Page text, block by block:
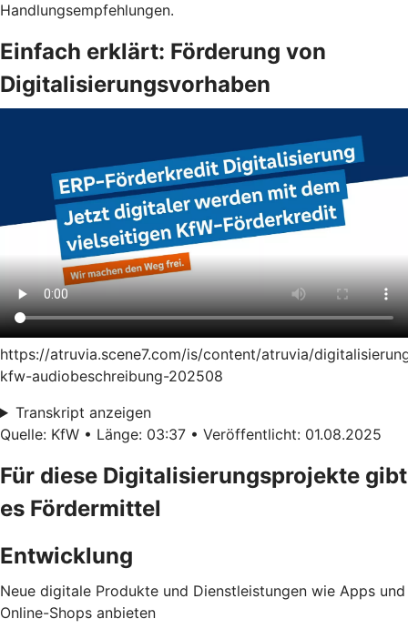
Handlungsempfehlungen.
Einfach erklärt: Förderung von
Digitalisierungsvorhaben
https://atruvia.scene7.com/is/content/atruvia/
kfw-audiobeschreibung-202508
Transkript anzeigen
Quelle: KfW • Länge: 03:37 • Veröffentlicht: 01.08.2025
Für diese Digitalisierungsprojekte gibt
es Fördermittel
Entwicklung
Neue digitale Produkte und Dienstleistungen wie Apps und
Online-Shops anbieten